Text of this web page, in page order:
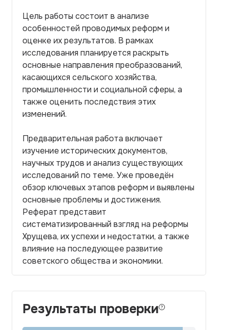
Цель работы состоит в анализе
особенностей проводимых реформ и
оценке их результатов. В рамках
исследования планируется раскрыть
основные направления преобразований,
касающихся сельского хозяйства,
промышленности и социальной сферы, а
также оценить последствия этих
изменений.
Предварительная работа включает
изучение исторических документов,
научных трудов и анализ существующих
исследований по теме. Уже проведён
обзор ключевых этапов реформ и выявлены
основные проблемы и достижения.
Реферат представит
систематизированный взгляд на реформы
Хрущева, их успехи и недостатки, а также
влияние на последующее развитие
советского общества и экономики.
Результаты проверки